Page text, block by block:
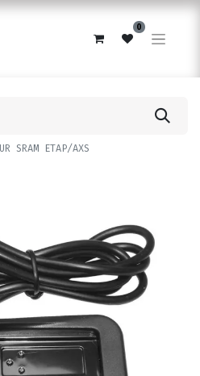
0
SRAM ETAP/AXS